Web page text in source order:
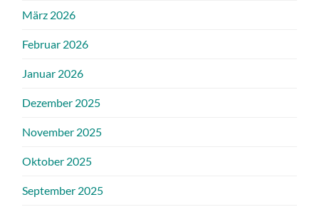
März 2026
Februar 2026
Januar 2026
Dezember 2025
November 2025
Oktober 2025
September 2025